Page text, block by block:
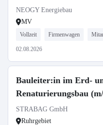
NEOGY Energiebau
MV
Vollzeit Firmenwagen
02.08.2026
Bauleiter:in im Erd-
Renaturierungsbau
STRABAG GmbH
Ruhrgebiet